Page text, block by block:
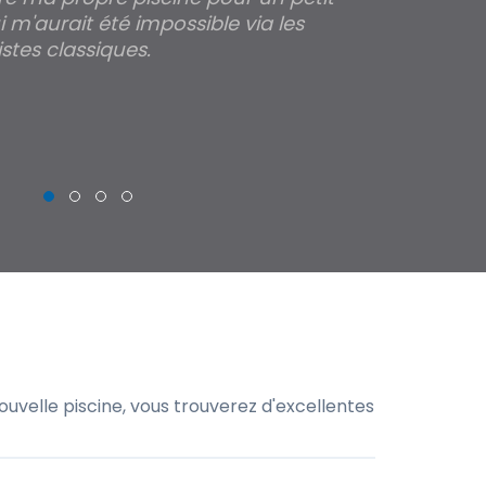
m'aurait été impossible via les
classiques.
piscine, vous trouverez d'excellentes